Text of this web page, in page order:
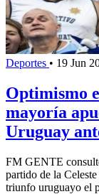
Deportes • 19 Jun
Optimismo
mayoría
Uruguay
FM GENTE
partido de la
triunfo uruguayo el